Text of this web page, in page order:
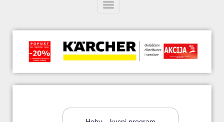
Toggle navigation